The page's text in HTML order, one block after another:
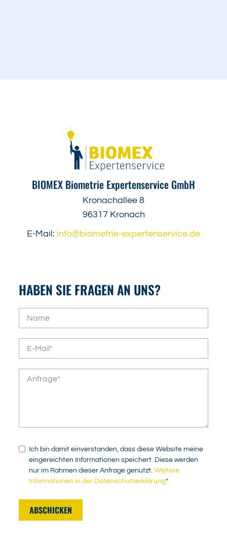
BIOMEX Biometrie Expertenservice GmbH
Kronachallee 8
96317 Kronach
E-Mail: info@biometrie-expertenservice.de
HABEN SIE FRAGEN AN UNS?
Ich bin damit einverstanden, dass diese Website meine
eingereichten Informationen speichert. Diese werden
nur im Rahmen dieser Anfrage genutzt.Weitere
Informationen in der Datenschutzerklärung*
ABSCHICKEN